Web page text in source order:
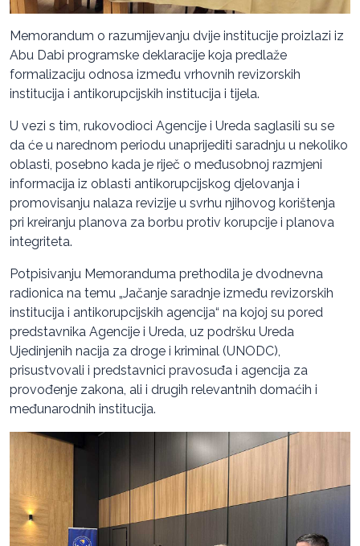
Memorandum o razumijevanju dvije institucije proizlazi iz
Abu Dabi programske deklaracije koja predlaže
formalizaciju odnosa između vrhovnih revizorskih
institucija i antikorupcijskih institucija i tijela.
U vezi s tim, rukovodioci Agencije i Ureda saglasili su se
da će u narednom periodu unaprijediti saradnju u nekoliko
oblasti, posebno kada je riječ o međusobnoj razmjeni
informacija iz oblasti antikorupcijskog djelovanja i
promovisanju nalaza revizije u svrhu njihovog korištenja
pri kreiranju planova za borbu protiv korupcije i planova
integriteta.
Potpisivanju Memoranduma prethodila je dvodnevna
radionica na temu „Jačanje saradnje između revizorskih
institucija i antikorupcijskih agencija“ na kojoj su pored
predstavnika Agencije i Ureda, uz podršku Ureda
Ujedinjenih nacija za droge i kriminal (UNODC),
prisustvovali i predstavnici pravosuđa i agencija za
provođenje zakona, ali i drugih relevantnih domaćih i
međunarodnih institucija.